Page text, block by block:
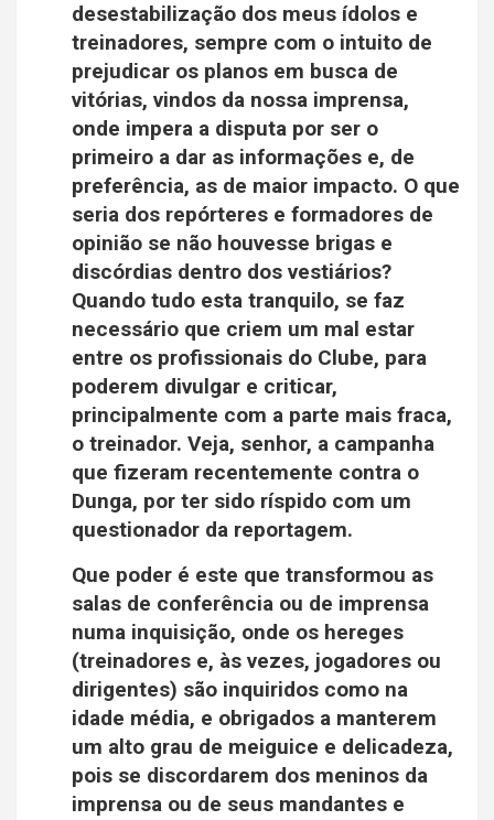
desestabilização dos meus ídolos e
treinadores, sempre com o intuito de
prejudicar os planos em busca de
vitórias, vindos da nossa imprensa,
onde impera a disputa por ser o
primeiro a dar as informações e, de
preferência, as de maior impacto. O que
seria dos repórteres e formadores de
opinião se não houvesse brigas e
discórdias dentro dos vestiários?
Quando tudo esta tranquilo, se faz
necessário que criem um mal estar
entre os profissionais do Clube, para
poderem divulgar e criticar,
principalmente com a parte mais fraca,
o treinador. Veja, senhor, a campanha
que fizeram recentemente contra o
Dunga, por ter sido ríspido com um
questionador da reportagem.
Que poder é este que transformou as
salas de conferência ou de imprensa
numa inquisição, onde os hereges
(treinadores e, às vezes, jogadores ou
dirigentes) são inquiridos como na
idade média, e obrigados a manterem
um alto grau de meiguice e delicadeza,
pois se discordarem dos meninos da
imprensa ou de seus mandantes e